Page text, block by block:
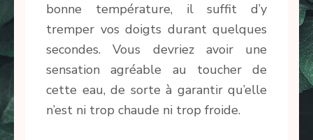
bonne température, il suffit d’y
tremper vos doigts durant quelques
secondes. Vous devriez avoir une
sensation agréable au toucher de
cette eau, de sorte à garantir qu’elle
n’est ni trop chaude ni trop froide.